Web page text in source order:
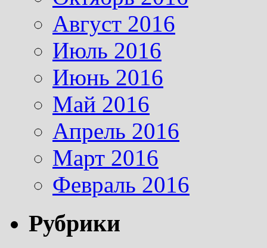
Август 2016
Июль 2016
Июнь 2016
Май 2016
Апрель 2016
Март 2016
Февраль 2016
Рубрики